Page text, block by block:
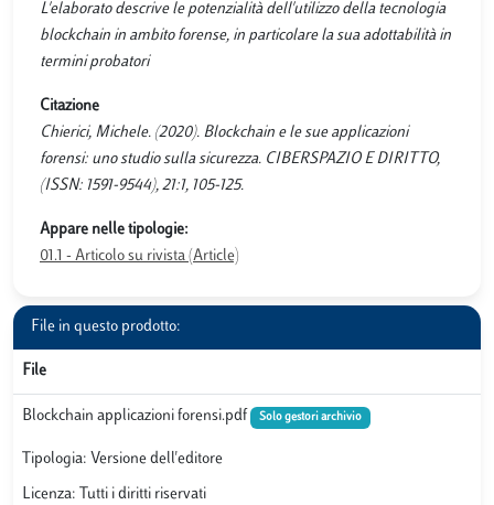
L'elaborato descrive le potenzialità dell'utilizzo della tecnologia
blockchain in ambito forense, in particolare la sua adottabilità in
termini probatori
Citazione
Chierici, Michele. (2020). Blockchain e le sue applicazioni
forensi: uno studio sulla sicurezza. CIBERSPAZIO E DIRITTO,
(ISSN: 1591-9544), 21:1, 105-125.
Appare nelle tipologie:
01.1 - Articolo su rivista (Article)
File in questo prodotto:
File
Blockchain applicazioni forensi.pdf Solo gestori archivio
Tipologia: Versione dell'editore
Licenza: Tutti i diritti riservati